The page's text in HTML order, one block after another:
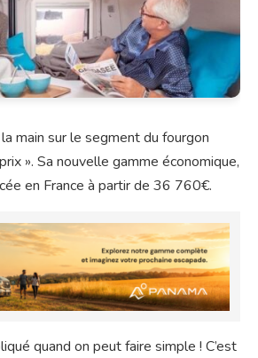
main sur le segment du fourgon
». Sa nouvelle gamme économique,
en France à partir de 36 760€.
quand on peut faire simple ! C’est